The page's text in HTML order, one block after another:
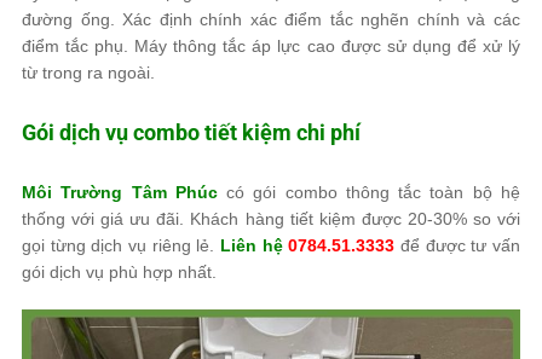
đường ống. Xác định chính xác điểm tắc nghẽn chính và các
điểm tắc phụ. Máy thông tắc áp lực cao được sử dụng để xử lý
từ trong ra ngoài.
Gói dịch vụ combo tiết kiệm chi phí
Môi Trường Tâm Phúccó gói combo thông tắc toàn bộ hệ
thống với giá ưu đãi. Khách hàng tiết kiệm được 20-30% so với
gọi từng dịch vụ riêng lẻ. Liên hệ0784.51.3333 để được tư vấn
gói dịch vụ phù hợp nhất.